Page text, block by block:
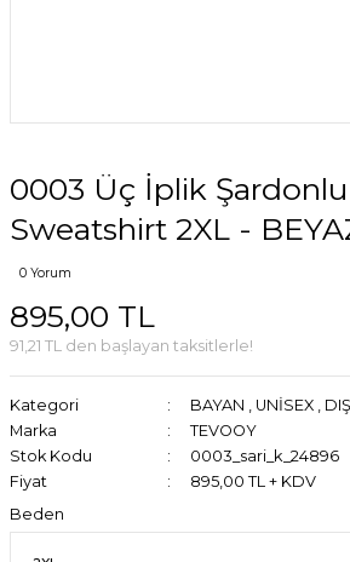
0003 Üç İplik Şardonlu
Sweatshirt 2XL -
0 Yorum
895,00 TL
91,21 TL den başlayan taksitlerle!
Kategori BAYAN , UNİSEX ,
Marka
TEVOOY
Stok Kodu
0003_sari_k_24896
Fiyat
895,00 TL + KDV
Beden